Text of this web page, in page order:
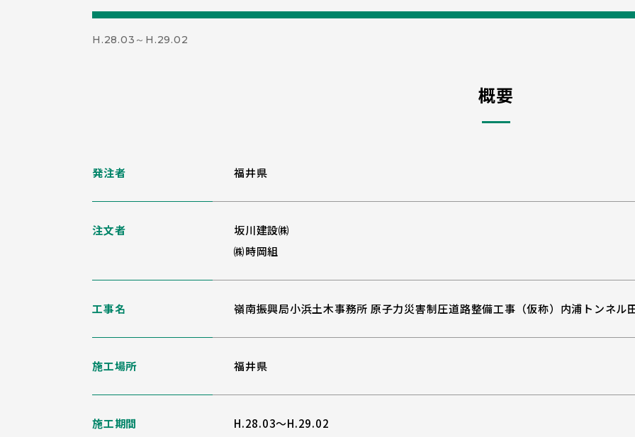
H.28.03～H.29.02
概要
発注者 福井県
注文者
坂川建設㈱
㈱時岡組
工事名 嶺南振興局小浜土木事務所 原子力災害制圧道路整備工事（仮称）内浦トンネル
施工場所 福井県
施工期間 H.28.03～H.29.02